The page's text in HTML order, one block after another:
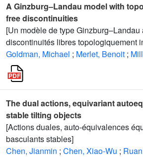
A Ginzburg–Landau model with
free discontinuities
[Un modèle de type Ginzburg–Landau
discontinuités libres topologiquement
Goldman, Michael ; Merlet, Benoit ;
The dual actions, equivariant
stable tilting objects
[Actions duales, auto-équivalences
basculants stables]
Chen, Jianmin ; Chen, Xiao-Wu ;